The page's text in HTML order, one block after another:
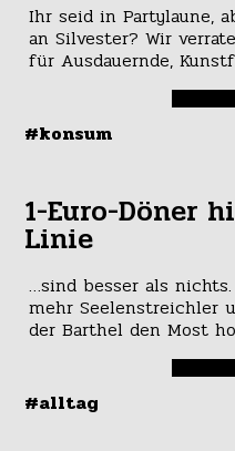
Ihr seid in Partylaune,
an Silvester? Wir
für Ausdauernde,
#konsum
1-Euro-Döner
Linie
…sind besser als
mehr Seelenstreichler
der Barthel den Most
#alltag